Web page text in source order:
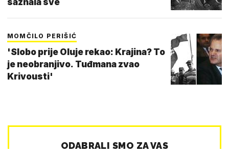
MOMČILO PERIŠIĆ
'Slobo prije Oluje rekao: Krajina? To
je neobranjivo. Tuđmana zvao
Krivousti'